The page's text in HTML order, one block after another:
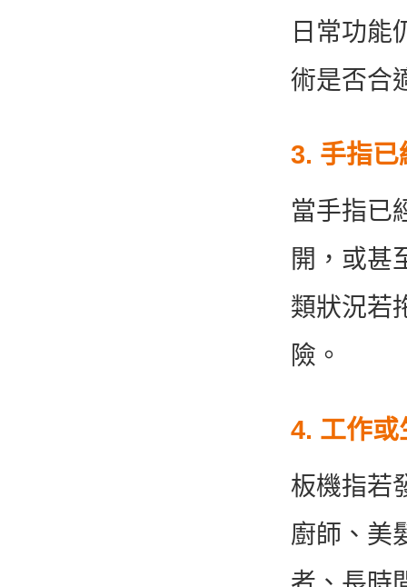
日常功能
術是否合
3. 手指已
當手指已
開，或甚
類狀況若
險。
4. 工作或
板機指若
廚師、美